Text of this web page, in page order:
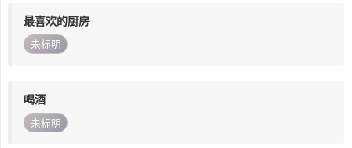
最喜欢的厨房
未标明
喝酒
未标明